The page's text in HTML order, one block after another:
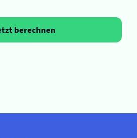
berechnen